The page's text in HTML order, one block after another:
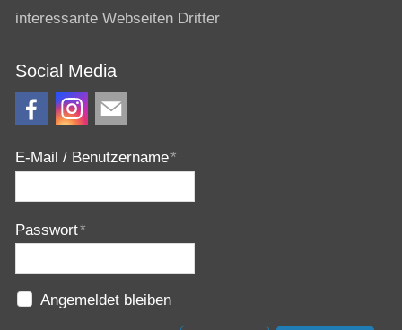
interessante Webseiten Dritter
Social Media
E-Mail / Benutzername*
Passwort*
Angemeldet bleiben